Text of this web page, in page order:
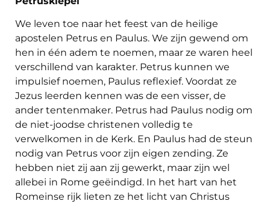
We leven toe naar het feest van de heilige
apostelen Petrus en Paulus. We zijn gewend om
hen in één adem te noemen, maar ze waren heel
verschillend van karakter. Petrus kunnen we
impulsief noemen, Paulus reflexief. Voordat ze
Jezus leerden kennen was de een visser, de
ander tentenmaker. Petrus had Paulus nodig om
de niet-joodse christenen volledig te
verwelkomen in de Kerk. En Paulus had de steun
nodig van Petrus voor zijn eigen zending. Ze
hebben niet zij aan zij gewerkt, maar zijn wel
allebei in Rome geëindigd. In het hart van het
Romeinse rijk lieten ze het licht van Christus